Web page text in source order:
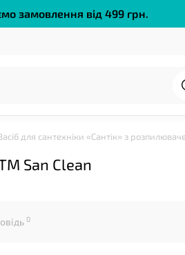
замовлення від 499 грн.
для сантехніки «Сантік» з
San Clean
0